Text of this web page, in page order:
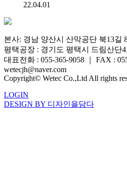
22.04.01
본사: 경남 양산시 산막공단 북13길
평택공장 : 경기도 평택시 드림산단4
대표전화 : 055-365-9058
FAX :
wetecjh@naver.com
Copyright© Wetec Co.,Ltd All rights
LOGIN
DESIGN BY 디자인을담다